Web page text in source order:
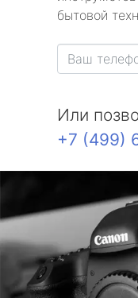
бытовой
Или
+7 (499)